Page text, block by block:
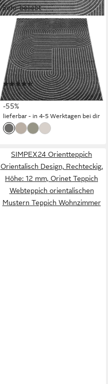
Sehr beliebt
THE CARPET
Teppich Santo Plus,
rechteckig, Höhe: 5 mm, Plus
moderner robuster In und
Outdoor Teppich
(193)
ab 17,84 € UVP39,99 €
-55%
lieferbar - in 4-5 Werktagen bei dir
SIMPEX24 Orientteppich
Orientalisch Design, Rechteckig,
Höhe: 12 mm, Orinet Teppich
Webteppich orientalischen
Mustern Teppich Wohnzimmer